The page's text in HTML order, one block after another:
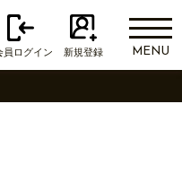
員ログイン 新規登録 MENU